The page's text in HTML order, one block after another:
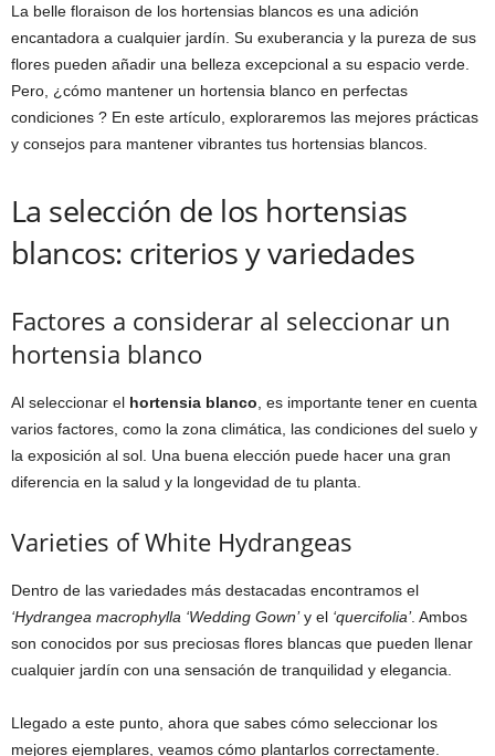
La belle floraison de los hortensias blancos es una adición
encantadora a cualquier jardín. Su exuberancia y la pureza de sus
flores pueden añadir una belleza excepcional a su espacio verde.
Pero, ¿cómo mantener un hortensia blanco en perfectas
condiciones ? En este artículo, exploraremos las mejores prácticas
y consejos para mantener vibrantes tus hortensias blancos.
La selección de los hortensias
blancos: criterios y variedades
Factores a considerar al seleccionar un
hortensia blanco
Al seleccionar el hortensia blanco , es importante tener en cuenta
varios factores, como la zona climática, las condiciones del suelo y
la exposición al sol. Una buena elección puede hacer una gran
diferencia en la salud y la longevidad de tu planta.
Varieties of White Hydrangeas
Dentro de las variedades más destacadas encontramos el
‘Hydrangea macrophylla ‘Wedding Gown’y el ‘quercifolia’. Ambos
son conocidos por sus preciosas flores blancas que pueden llenar
cualquier jardín con una sensación de tranquilidad y elegancia.
Llegado a este punto, ahora que sabes cómo seleccionar los
mejores ejemplares, veamos cómo plantarlos correctamente.